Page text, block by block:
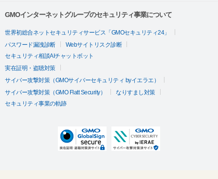
GMOインターネットグループのセキュリティ事業について
世界初総合ネットセキュリティサービス「GMOセキュリティ24」
パスワード漏洩診断
Webサイトリスク診断
セキュリティ相談AIチャットボット
実在証明・盗聴対策
サイバー攻撃対策（GMOサイバーセキュリティ byイエラエ）
サイバー攻撃対策（GMO Flatt Security）
なりすまし対策
セキュリティ事業の軌跡